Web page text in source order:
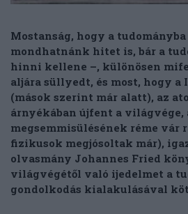
Mostanság, hogy a
mondhatnánk hitet is, bár a
hinni kellene –, különösen
aljára süllyedt, és most, hogy
(mások szerint már alatt), az
árnyékában újfent a világvége,
megsemmisülésének réme vár
fizikusok megjósoltak már),
olvasmány Johannes Fried
világvégétől való ijedelmet a
gondolkodás kialakulásával